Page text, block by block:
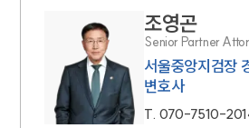
조영곤
Senior Partner
서울중앙지검장
변호사
T. 070-7510-